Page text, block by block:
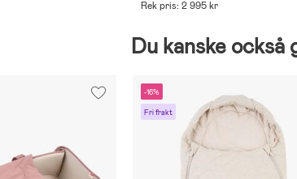
Rek pris: 2 995 kr
Du kanske också
-16%
Fri frakt